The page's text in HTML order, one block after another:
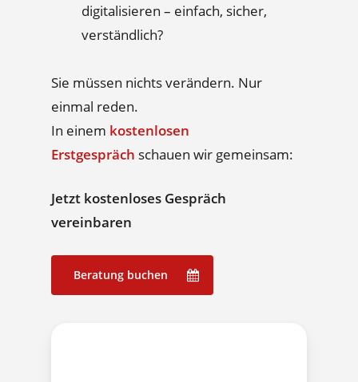
digitalisieren – einfach, sicher,
verständlich?
Sie müssen nichts verändern. Nur
einmal reden.
In einem kostenlosen
Erstgespräch schauen wir gemeinsam:
Jetzt kostenloses Gespräch
vereinbaren
Beratung buchen